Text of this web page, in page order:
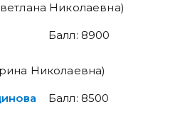
Николаевна)
Балл: 8900
Николаевна)
Балл: 8500